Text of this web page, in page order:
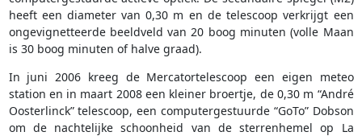
heeft een diameter van 0,30 m en de telescoop verkrijgt een
ongevignetteerde beeldveld van 20 boog minuten (volle Maan
is 30 boog minuten of halve graad).
In juni 2006 kreeg de Mercatortelescoop een eigen meteo
station en in maart 2008 een kleiner broertje, de 0,30 m “André
Oosterlinck” telescoop, een computergestuurde “GoTo” Dobson
om de nachtelijke schoonheid van de sterrenhemel op La